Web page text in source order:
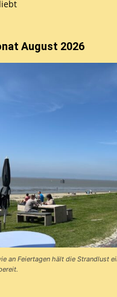
August 2026
an Feiertagen hält die Strandlust